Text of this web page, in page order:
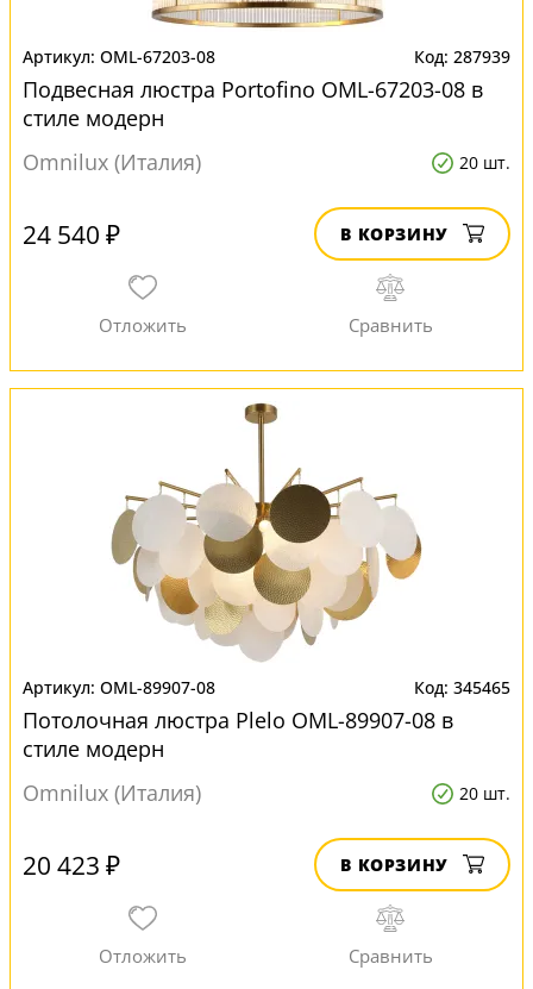
OML-67203-08 287939
Подвесная люстра Portofino OML-67203-08 в
стиле модерн
Omnilux (Италия)
20 шт.
24 540 ₽ В КОРЗИНУ
OML-89907-08 345465
Потолочная люстра Plelo OML-89907-08 в
стиле модерн
Omnilux (Италия)
20 шт.
20 423 ₽ В КОРЗИНУ